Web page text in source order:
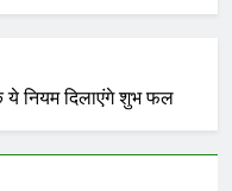
ये नियम दिलाएंगे शुभ फल